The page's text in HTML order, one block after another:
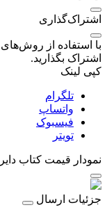
اشتراک‌گذاری
با استفاده از
اشتراک بگذارید.
کپی لینک
تلگرام
واتساپ
فیسبوک
تویتر
نمودار قیمت کتاب
جزئیات ارسال